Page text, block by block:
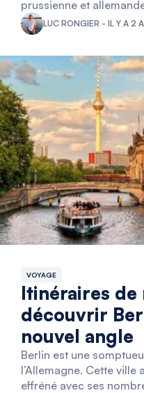
prussienne et
LUC RONGIER - IL Y A 2
VOYAGE
Itinéraires de
découvrir
nouvel angle
Berlin est une
l’Allemagne. Cette
effréné avec ses